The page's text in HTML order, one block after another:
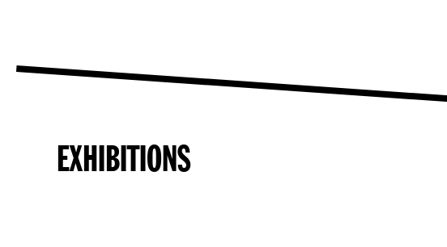
EXHIBITIONS